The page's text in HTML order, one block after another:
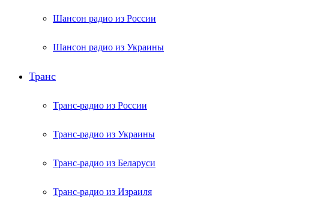
Шансон радио из России
Шансон радио из Украины
Транс
Транс-радио из России
Транс-радио из Украины
Транс-радио из Беларуси
Транс-радио из Израиля